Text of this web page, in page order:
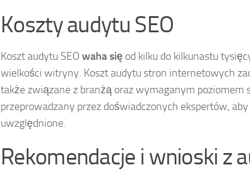
Koszty audytu SEO
Koszt audytu SEO waha się od kilku do kilkunastu
wielkości witryny. Koszt audytu stron internetowych
także związane z branżą oraz wymaganym poziomem
przeprowadzany przez doświadczonych ekspertów,
uwzględnione.
Rekomendacje i wnioski z